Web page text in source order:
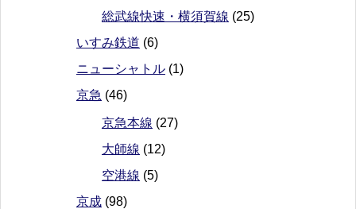
総武線快速・横須賀線 (25)
いすみ鉄道 (6)
ニューシャトル (1)
京急 (46)
京急本線 (27)
大師線 (12)
空港線 (5)
京成 (98)